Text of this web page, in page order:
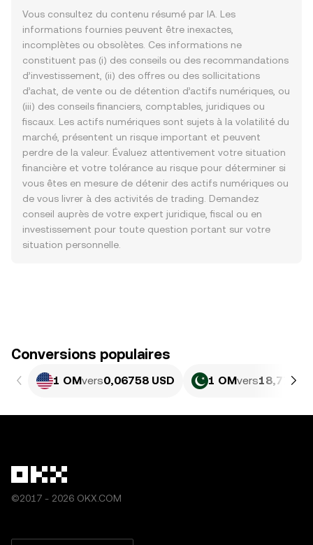
Vous consultez du contenu résumé par IA. Les
informations fournies peuvent être inexactes,
incomplètes ou obsolètes. Ces informations ne
constituent pas (i) des conseils ou des recommandations
d’investissement, (ii) des offres ou des sollicitations
d’achat, de vente ou de détention d’actifs numériques, ou
(iii) des conseils financiers, comptables, juridiques ou
fiscaux. Les actifs numériques sont sujets à la volatilité du
marché, présentent un risque important et peuvent
perdre de la valeur. Évaluez attentivement votre situation
financière et votre tolérance au risque pour déterminer si
vous êtes en mesure de détenir des actifs numériques ou
de vous livrer à des activités de trading. Demandez
conseil auprès de votre expert juridique, fiscal ou en
investissement pour toute question portant sur votre
situation personnelle.
Conversions populaires
1 OMvers0,06758 USD 1 OMvers18,77
©2017 - 2026 OKX.COM